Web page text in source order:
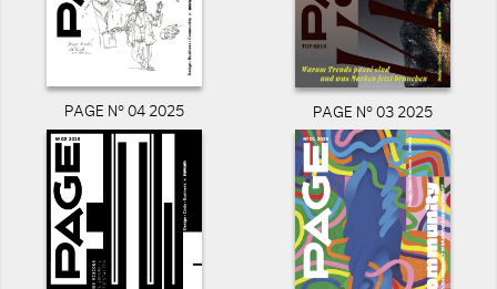
PAGE N° 04 2025 PAGE N° 03 2025